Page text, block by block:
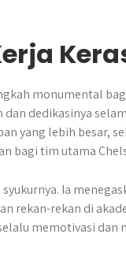
monumental
dedikasinya
yang lebih besar,
bagi tim utama
Ia
rekan-rekan di
memotivasi dan